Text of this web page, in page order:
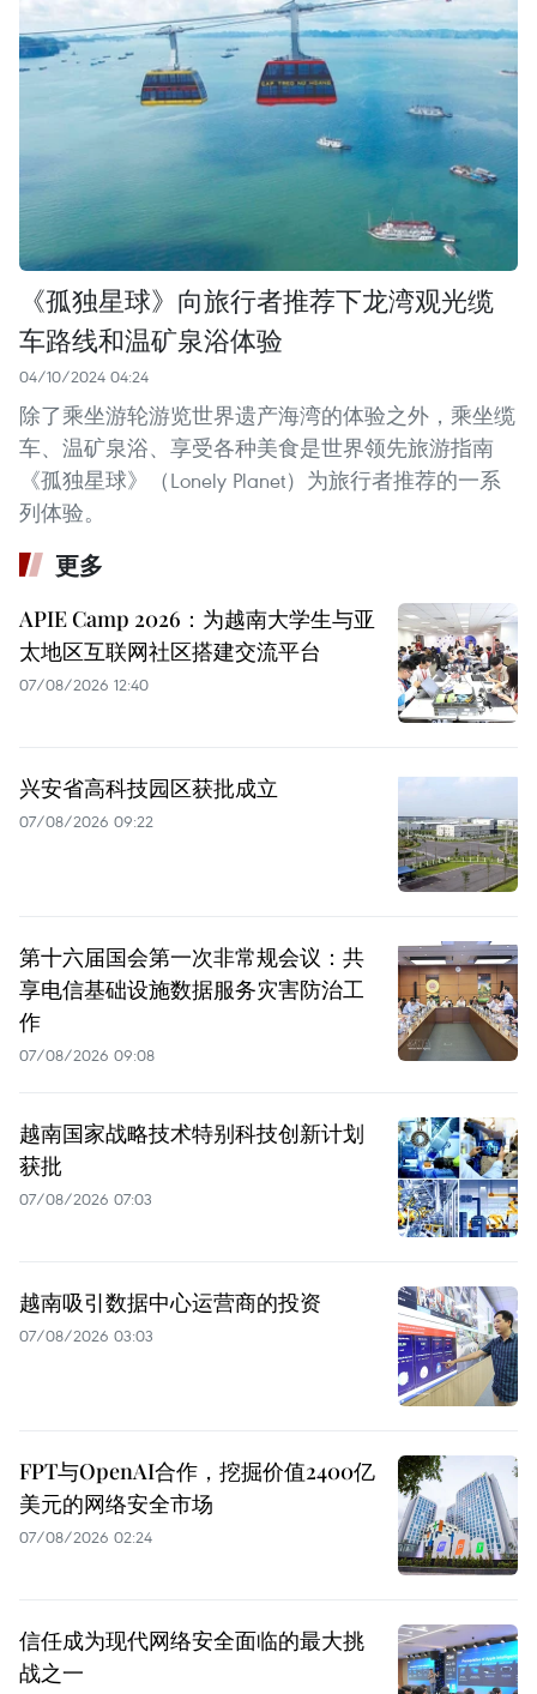
《孤独星球》向旅行者推荐下龙湾观光缆
车路线和温矿泉浴体验
04/10/2024 04:24
除了乘坐游轮游览世界遗产海湾的体验之外，乘坐缆
车、温矿泉浴、享受各种美食是世界领先旅游指南
《孤独星球》（Lonely Planet）为旅行者推荐的一系
列体验。
更多
APIE Camp 2026：为越南大学生与亚
太地区互联网社区搭建交流平台
07/08/2026 12:40
兴安省高科技园区获批成立
07/08/2026 09:22
第十六届国会第一次非常规会议：共
享电信基础设施数据服务灾害防治工
作
07/08/2026 09:08
越南国家战略技术特别科技创新计划
获批
07/08/2026 07:03
越南吸引数据中心运营商的投资
07/08/2026 03:03
FPT与OpenAI合作，挖掘价值2400亿
美元的网络安全市场
07/08/2026 02:24
信任成为现代网络安全面临的最大挑
战之一